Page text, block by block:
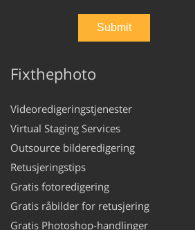
Fixthephoto
Videoredigeringstjenester
Virtual Staging Services
Outsource bilderedigering
Retusjeringstips
Gratis fotoredigering
Gratis råbilder for retusjering
Gratis Photoshop-handlinger